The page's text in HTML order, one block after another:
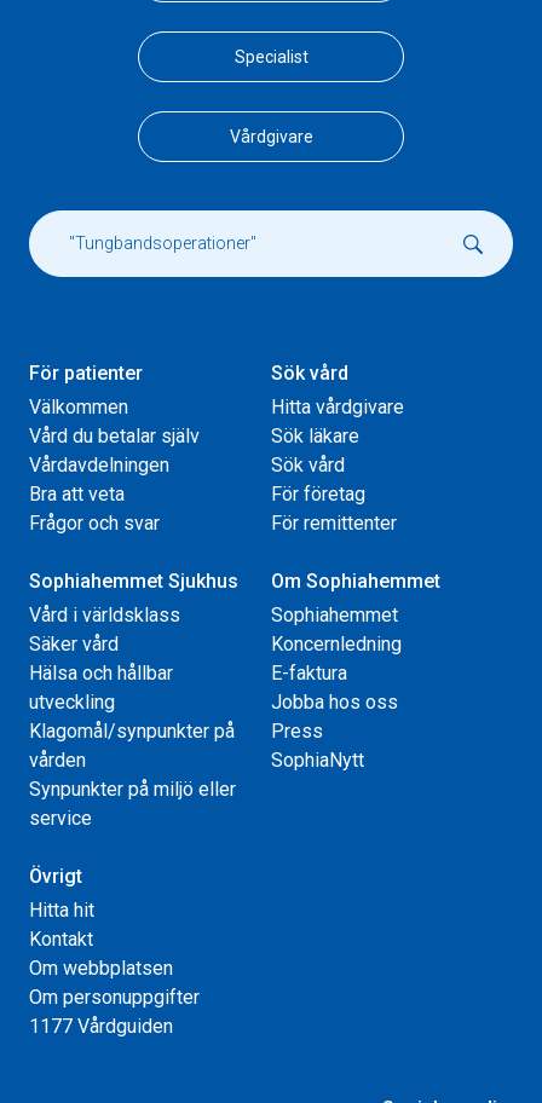
Specialist
Vårdgivare
För patienter
Välkommen
Vård du betalar själv
Vårdavdelningen
Bra att veta
Frågor och svar
Sök vård
Hitta vårdgivare
Sök läkare
Sök vård
För företag
För remittenter
Sophiahemmet Sjukhus
Vård i världsklass
Säker vård
Hälsa och hållbar
utveckling
Klagomål/synpunkter på
vården
Synpunkter på miljö eller
service
Om Sophiahemmet
Sophiahemmet
Koncernledning
E-faktura
Jobba hos oss
Press
SophiaNytt
Övrigt
Hitta hit
Kontakt
Om webbplatsen
Om personuppgifter
1177 Vårdguiden